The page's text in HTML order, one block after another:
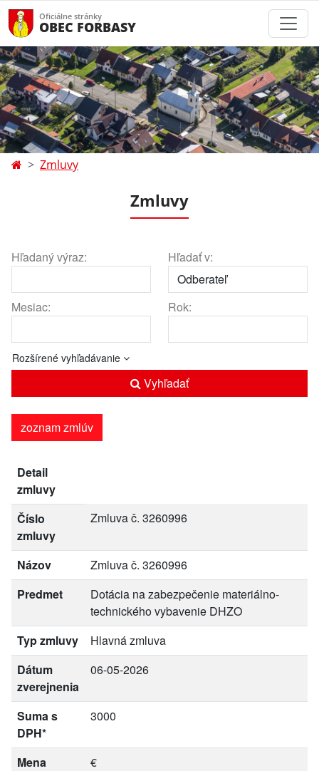
Oficiálne stránky
OBEC FORBASY
Zmluvy
Zmluvy
Hľadaný výraz: Hľadať v:
Mesiac: Rok:
Rozšírené vyhľadávanie
Vyhľadať
zoznam zmlúv
Detail
zmluvy
Číslo
zmluvy
Zmluva č. 3260996
Názov
Zmluva č. 3260996
Predmet
Dotácia na zabezpečenie materiálno-
technického vybavenie DHZO
Typ zmluvy
Hlavná zmluva
Dátum
zverejnenia
06-05-2026
Suma s
DPH*
3000
Mena
€